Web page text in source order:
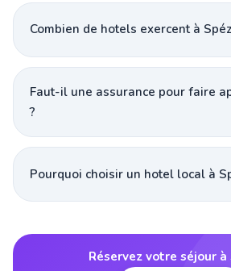
Combien de hotels exercent à
Faut-il une assurance pour faire
?
Pourquoi choisir un hotel local à
Réservez votre séjour à